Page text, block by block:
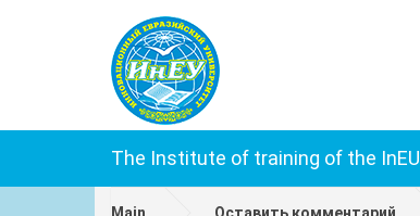
The Institute of training of the InEU
Main Оставить комментарий